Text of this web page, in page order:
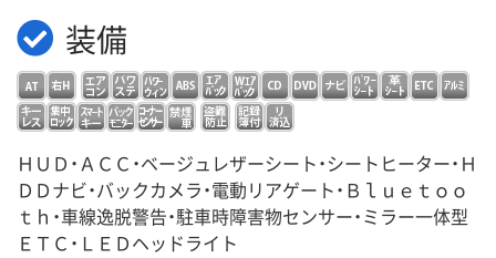
装備
ＨＵＤ・ＡＣＣ・ベージュレザーシート・シートヒーター・Ｈ
ＤＤナビ・バックカメラ・電動リアゲート・Ｂｌｕｅｔｏｏ
ｔｈ・車線逸脱警告・駐車時障害物センサー・ミラー一体型
ＥＴＣ・ＬＥＤヘッドライト